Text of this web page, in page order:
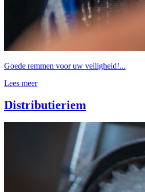
Goede remmen voor uw veiligheid!...
Lees meer
Distributieriem